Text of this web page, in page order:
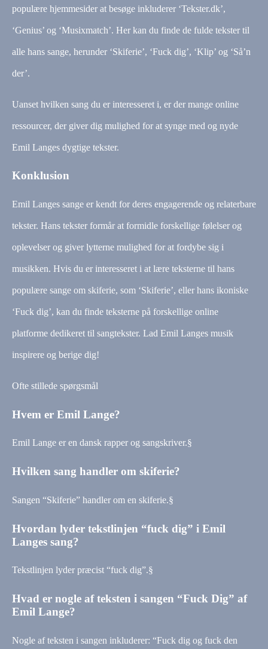
populære hjemmesider at besøge inkluderer ‘Tekster.dk’,
‘Genius’ og ‘Musixmatch’. Her kan du finde de fulde tekster til
alle hans sange, herunder ‘Skiferie’, ‘Fuck dig’, ‘Klip’ og ‘Så’n
der’.
Uanset hvilken sang du er interesseret i, er der mange online
ressourcer, der giver dig mulighed for at synge med og nyde
Emil Langes dygtige tekster.
Konklusion
Emil Langes sange er kendt for deres engagerende og relaterbare
tekster. Hans tekster formår at formidle forskellige følelser og
oplevelser og giver lytterne mulighed for at fordybe sig i
musikken. Hvis du er interesseret i at lære teksterne til hans
populære sange om skiferie, som ‘Skiferie’, eller hans ikoniske
‘Fuck dig’, kan du finde teksterne på forskellige online
platforme dedikeret til sangtekster. Lad Emil Langes musik
inspirere og berige dig!
Ofte stillede spørgsmål
Hvem er Emil Lange?
Emil Lange er en dansk rapper og sangskriver.§
Hvilken sang handler om skiferie?
Sangen “Skiferie” handler om en skiferie.§
Hvordan lyder tekstlinjen “fuck dig” i Emil
Langes sang?
Tekstlinjen lyder præcist “fuck dig”.§
Hvad er nogle af teksten i sangen “Fuck Dig” af
Emil Lange?
Nogle af teksten i sangen inkluderer: “Fuck dig og fuck den